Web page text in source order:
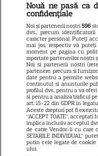
–
ALTE
Nouă ne pasă ca
confidențiale
Noi și partenerii noștri596
dvs., precum
caracter personal. Puteți
mai jos, respectiv vă
moment pe pagina cu
raportate partenerilor noștri
Noi si partenerii nostri
partenere, precum si
date pentru a permite
continutul si anunturile
profilul dvs., pentru a va
si pentru a analiza traficul
art. 15-22 din GDPR in
Aceste drepturi pot fi
“ACCEPT TOATE”,
implica inclusiv acceptul
de catre Vendor-ii cu care
SETARILE INDIVIDUAL”
putin cele legate de
ului.